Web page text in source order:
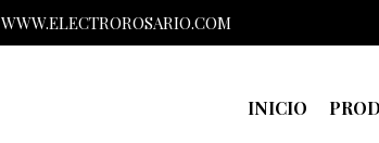
WWW.ELECTROROSARIO.COM
INICIO